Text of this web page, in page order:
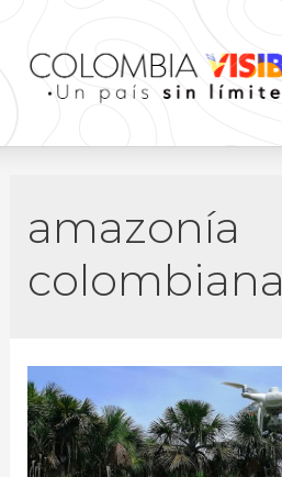
amazonía
colombiana